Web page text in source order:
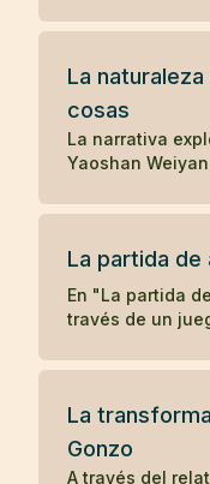
transitoria de
la
La naturaleza
cosas
La narrativa
Yaoshan
un poema, la
sabiduría
La partida de
En "La partida
través de un
concentración y
La
Gonzo
A través del